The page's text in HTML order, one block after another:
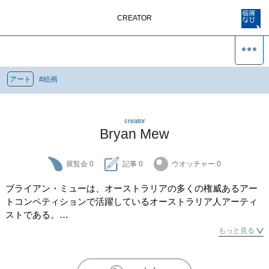
CREATOR
アート #絵画
creator
Bryan Mew
展覧会 0 記事 0 ウオッチャー 0
ブライアン・ミューは、オーストラリアの多くの権威あるアー
トコンペティションで活躍しているオーストラリア人アーティ
ストである。
もっと見る